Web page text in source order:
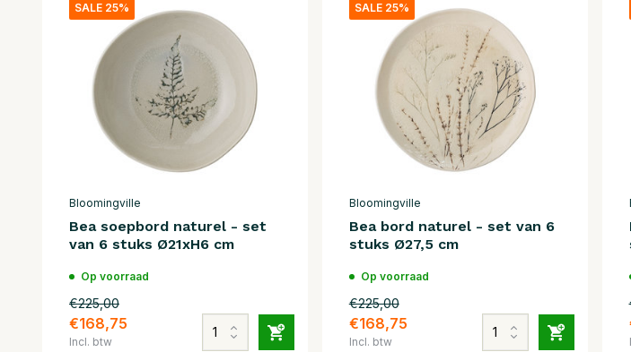
SALE 25%
Bloomingville
Bea soepbord naturel - set
van 6 stuks Ø21xH6 cm
Op voorraad
€225,00
€168,75
Incl. btw
SALE 25%
Bloomingville
Bea bord naturel - set van 6
stuks Ø27,5 cm
Op voorraad
€225,00
€168,75
Incl. btw